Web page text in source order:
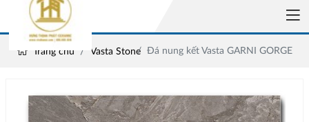
Trang chủ Vasta Stone Đá nung kết Vasta GARNI GORGE